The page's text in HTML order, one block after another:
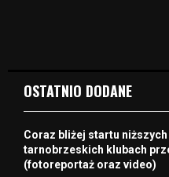
OSTATNIO DODANE
Coraz bliżej startu
tarnobrzeskich klubach
(fotoreportaż oraz video)